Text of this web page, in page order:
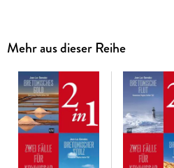
Kommissar der alles
Docteur Chaboseau abgesehen?
stammte aus einer der
Weder dessen Frau noch seine
stadtbekannter Apotheker und
einen Reim auf die Tat machen.
Mehr aus dieser Reihe